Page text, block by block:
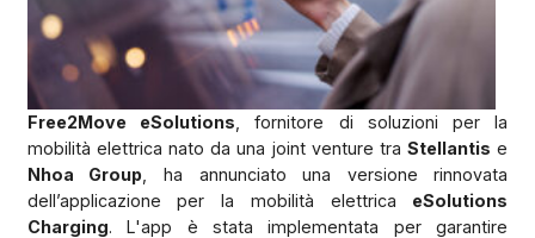
Free2Move eSolutions , fornitore di soluzioni per la
mobilità elettrica nato da una joint venture traStellantis e
Nhoa Group , ha annunciato una versione rinnovata
dell’applicazione per la mobilità elettrica eSolutions
Charging. L'app è stata implementata per garantire